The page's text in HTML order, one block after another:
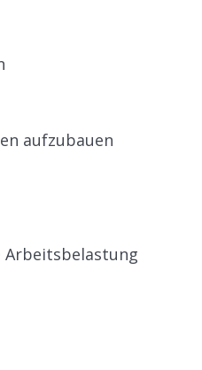
aufzubauen
Arbeitsbelastung